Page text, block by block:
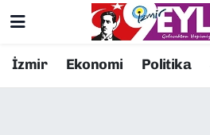
İzmir Ekonomi Politika
Resmi İlanlar
Konak Nöbetçi Eczaneler